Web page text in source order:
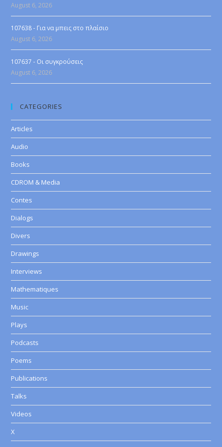
August 6, 2026
107638 - Για να μπεις στο πλαίσιο
August 6, 2026
107637 - Οι συγκρούσεις
August 6, 2026
CATEGORIES
Articles
Audio
Books
CDROM & Media
Contes
Dialogs
Divers
Drawings
Interviews
Mathematiques
Music
Plays
Podcasts
Poems
Publications
Talks
Videos
X